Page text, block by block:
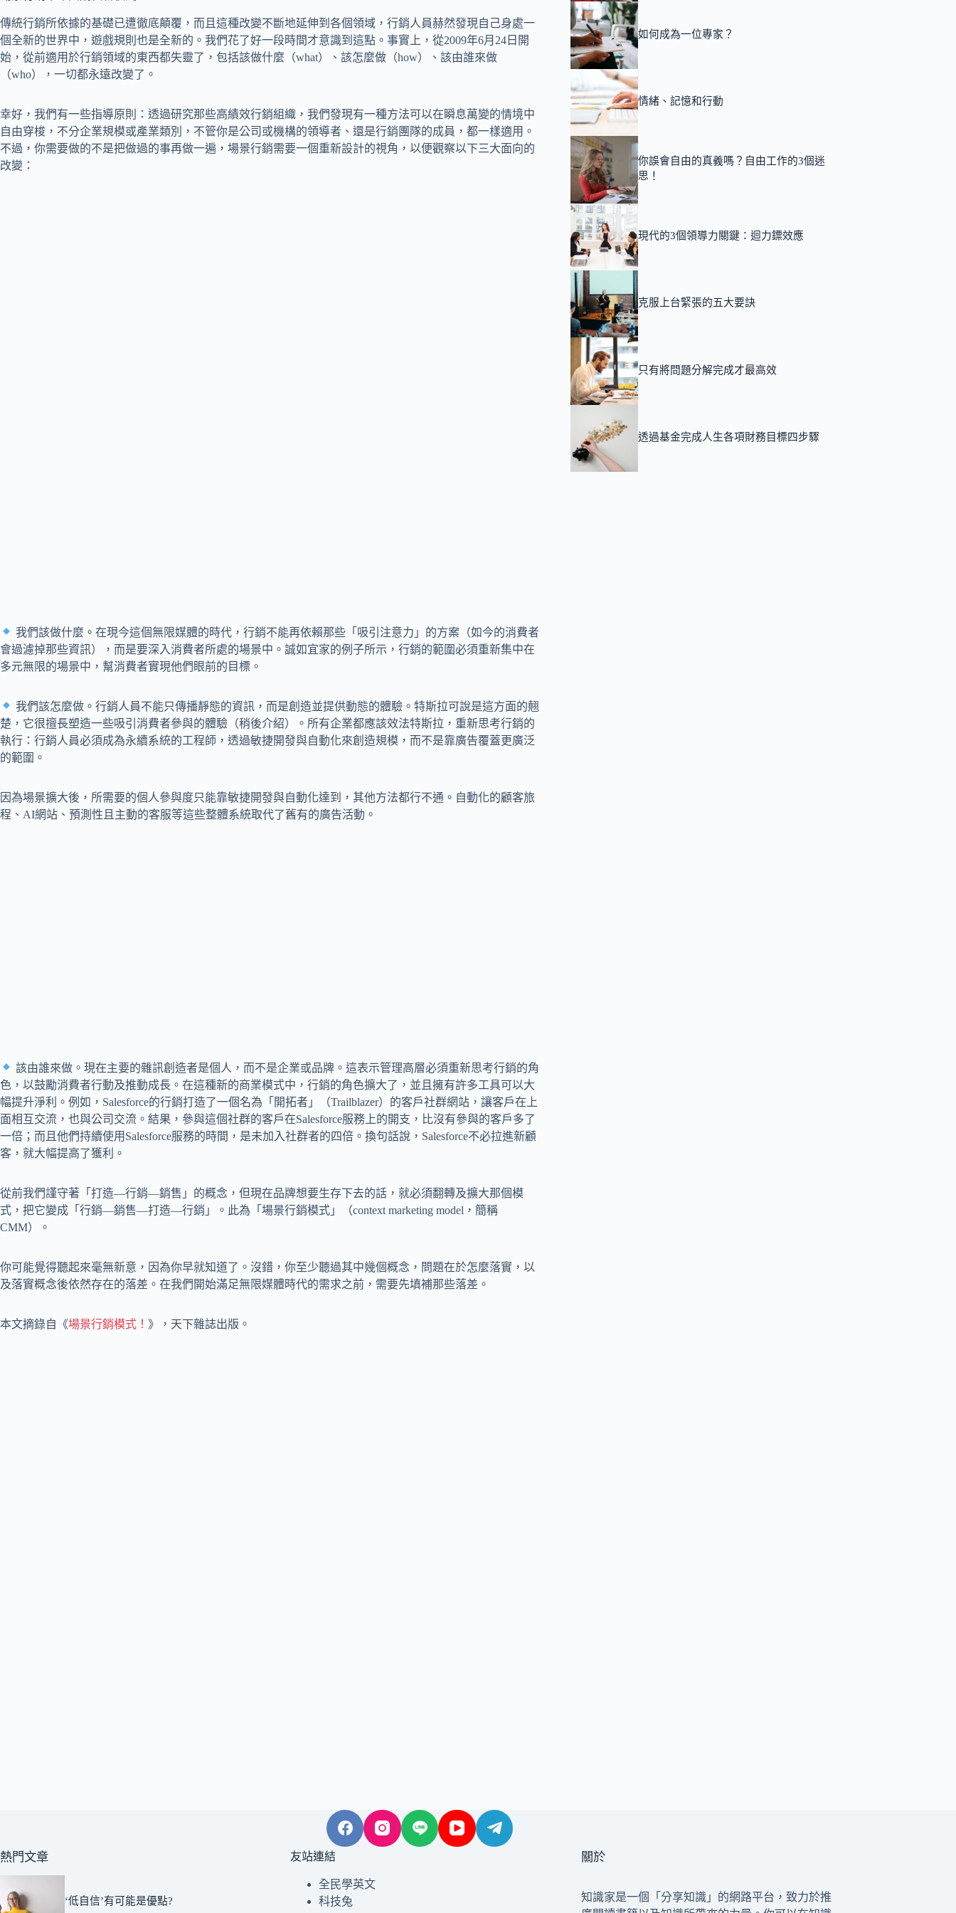
傳統行銷所依據的基礎已遭徹底顛覆，而且這種改變不斷地延伸到各個領域，行銷人員赫然發現自己身處一
個全新的世界中，遊戲規則也是全新的。我們花了好一段時間才意識到這點。事實上，從2009年6月24日開
始，從前適用於行銷領域的東西都失靈了，包括該做什麼（what）、該怎麼做（how）、該由誰來做
（who），一切都永遠改變了。
幸好，我們有一些指導原則：透過研究那些高績效行銷組織，我們發現有一種方法可以在瞬息萬變的情境中
自由穿梭，不分企業規模或產業類別，不管你是公司或機構的領導者、還是行銷團隊的成員，都一樣適用。
不過，你需要做的不是把做過的事再做一遍，場景行銷需要一個重新設計的視角，以便觀察以下三大面向的
改變：
我們該做什麼。在現今這個無限媒體的時代，行銷不能再依賴那些「吸引注意力」的方案（如今的消費者
會過濾掉那些資訊），而是要深入消費者所處的場景中。誠如宜家的例子所示，行銷的範圍必須重新集中在
多元無限的場景中，幫消費者實現他們眼前的目標。
我們該怎麼做。行銷人員不能只傳播靜態的資訊，而是創造並提供動態的體驗。特斯拉可說是這方面的翹
楚，它很擅長塑造一些吸引消費者參與的體驗（稍後介紹）。所有企業都應該效法特斯拉，重新思考行銷的
執行：行銷人員必須成為永續系統的工程師，透過敏捷開發與自動化來創造規模，而不是靠廣告覆蓋更廣泛
的範圍。
因為場景擴大後，所需要的個人參與度只能靠敏捷開發與自動化達到，其他方法都行不通。自動化的顧客旅
程、AI網站、預測性且主動的客服等這些整體系統取代了舊有的廣告活動。
該由誰來做。現在主要的雜訊創造者是個人，而不是企業或品牌。這表示管理高層必須重新思考行銷的角
色，以鼓勵消費者行動及推動成長。在這種新的商業模式中，行銷的角色擴大了，並且擁有許多工具可以大
幅提升淨利。例如，Salesforce的行銷打造了一個名為「開拓者」（Trailblazer）的客戶社群網站，讓客戶在上
面相互交流，也與公司交流。結果，參與這個社群的客戶在Salesforce服務上的開支，比沒有參與的客戶多了
一倍；而且他們持續使用Salesforce服務的時間，是未加入社群者的四倍。換句話說，Salesforce不必拉進新顧
客，就大幅提高了獲利。
從前我們謹守著「打造—行銷—銷售」的概念，但現在品牌想要生存下去的話，就必須翻轉及擴大那個模
式，把它變成「行銷—銷售—打造—行銷」。此為「場景行銷模式」（context marketing model，簡稱
CMM）。
你可能覺得聽起來毫無新意，因為你早就知道了。沒錯，你至少聽過其中幾個概念，問題在於怎麼落實，以
及落實概念後依然存在的落差。在我們開始滿足無限媒體時代的需求之前，需要先填補那些落差。
本文摘錄自《場景行銷模式！ 》，天下雜誌出版。
如何成為一位專家？
情緒、記憶和行動
你誤會自由的真義嗎？自由工作的3個迷
思！
現代的3個領導力關鍵：迴力鏢效應
克服上台緊張的五大要訣
只有將問題分解完成才最高效
透過基金完成人生各項財務目標四步驟
熱門文章
‘低自信’有可能是優點?
友站連結
全民學英文
科技兔
關於
知識家是一個「分享知識」的網路平台，致力於推